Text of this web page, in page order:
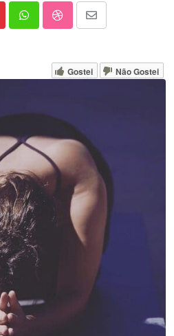
WhatsappStumbleUpon
Share
Email
Gostei Não Gostei